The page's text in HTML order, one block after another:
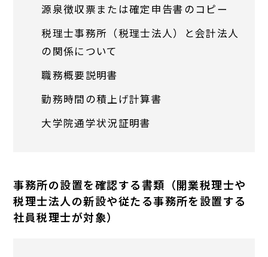
源泉徴収票または確定申告書のコピー
税理士事務所（税理士法人）と会計法人
の関係について
職務概要説明書
勤務時間の積上げ計算書
大学院通学状況証明書
事務所の設置を確認する書類（開業税理士や
税理士法人の新設や従たる事務所を設置する
社員税理士が対象）